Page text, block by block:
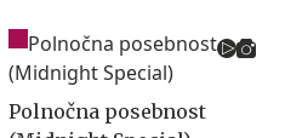
Polnočna posebnost